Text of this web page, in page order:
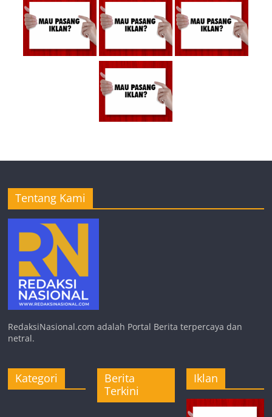
Tentang Kami
RedaksiNasional.com adalah Portal Berita terpercaya dan
netral.
Kategori
Berita
Terkini
Iklan